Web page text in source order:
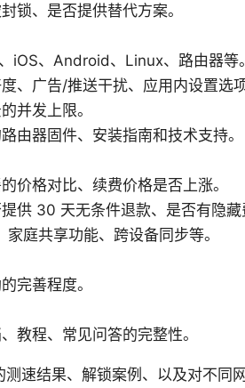
锁、是否提供替代方案。
iOS、Android、Linux、路由器等。
、广告/推送干扰、应用内设置选项
并发上限。
由器固件、安装指南和技术支持。
价格对比、续费价格是否上涨。
供 30 天无条件退款、是否有隐藏
庭共享功能、跨设备同步等。
完善程度。
教程、常见问答的完整性。
速结果、解锁案例、以及对不同